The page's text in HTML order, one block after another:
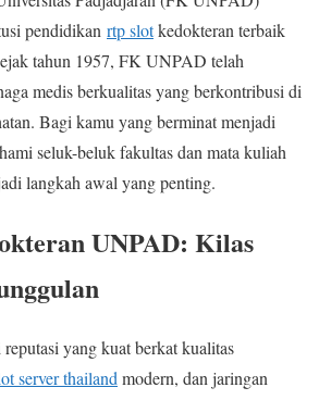
pendidikan rtp slotkedokteran terbaik
tahun 1957, FK UNPAD telah
medis berkualitas yang berkontribusi di
Bagi kamu yang berminat menjadi
seluk-beluk fakultas dan mata kuliah
langkah awal yang penting.
UNPAD: Kilas
yang kuat berkat kualitas
server thailand modern, dan jaringan